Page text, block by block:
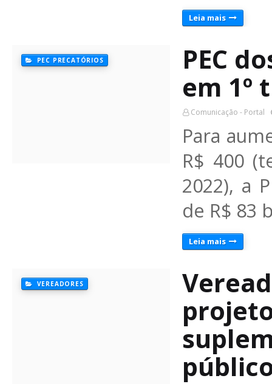
Leia mais
PEC PRECATÓRIOS
PEC
em 1º
Comunicação - Portal
Para
R$ 400
2022), a
de R$ 83
Leia mais
VEREADORES